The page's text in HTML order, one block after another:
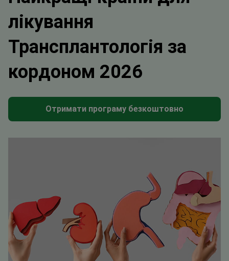
лікування
Трансплантологія за
кордоном 2026
Отримати програму безкоштовно